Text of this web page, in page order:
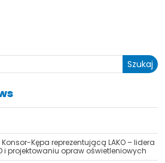
Szukaj
Kępa reprezentującą LAKO – lidera
i projektowaniu opraw oświetleniowych